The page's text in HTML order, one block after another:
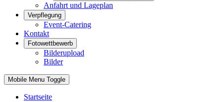
Anfahrt und Lageplan
Verpflegung
Event-Catering
Kontakt
Fotowettbewerb
Bilderupload
Bilder
Mobile Menu Toggle
Startseite